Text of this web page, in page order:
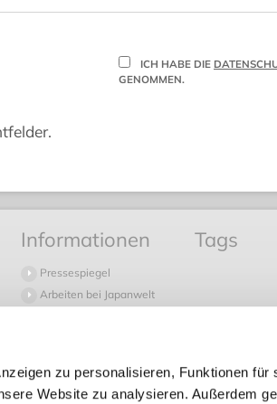
zu personalisieren, Funktionen für
Website zu analysieren. Außerdem
ICH HABE DIE
GENOMMEN.
Informationen
Pressespiegel
Arbeiten bei Japanwelt
Tags